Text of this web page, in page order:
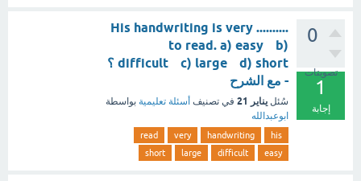
0
تصويتات
1
إجابة
His handwriting is very ..........
to read. a) easy b)
difficult c) large d) short ؟
- مع الشرح
سُئل يناير 21 في تصنيف أسئلة تعليمية بواسطة
ابوعبدالله
his
handwriting
very
read
easy
difficult
large
short